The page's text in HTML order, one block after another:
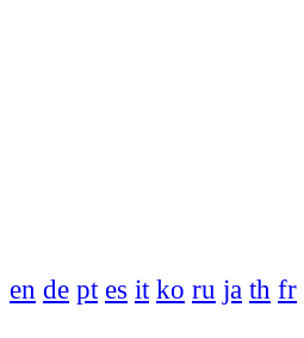
en de pt es it ko ru ja th fr